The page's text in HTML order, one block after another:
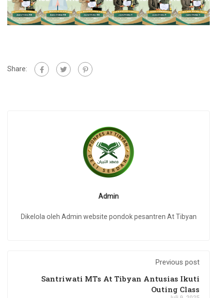
Share:
Admin
Dikelola oleh Admin website pondok pesantren At Tibyan
Previous post
Santriwati MTs At Tibyan Antusias Ikuti
Outing Class